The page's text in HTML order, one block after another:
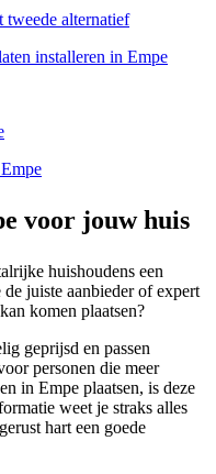
alternatief
installeren in Empe
voor jouw huis
huishoudens een
juiste aanbieder of expert
komen plaatsen?
geprijsd en passen
personen die meer
in Empe plaatsen, is deze
weet je straks alles
hart een goede